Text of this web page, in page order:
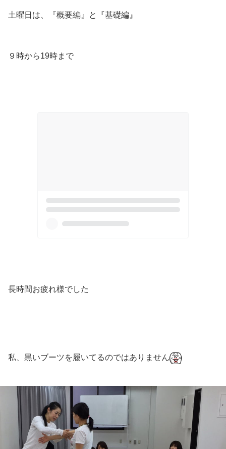
土曜日は、『概要編』と『基礎編』
９時から19時まで
長時間お疲れ様でした
私、黒いブーツを履いてるのではありません